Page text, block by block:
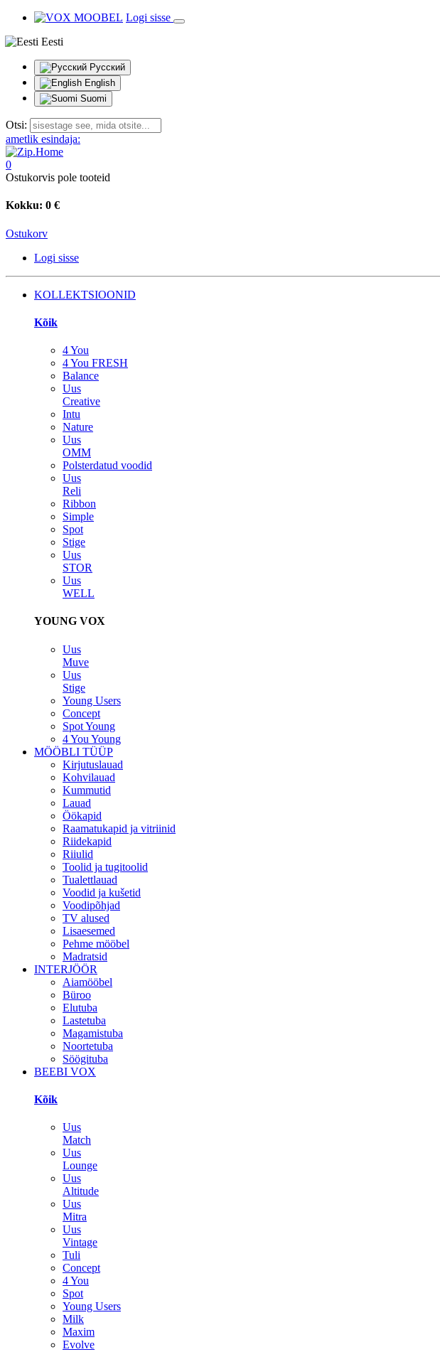
Logi sisse
Eesti
Русский
English
Suomi
Otsi:
ametlik esindaja:
0
Ostukorvis pole tooteid
Kokku: 0 €
Ostukorv
Logi sisse
KOLLEKTSIOONID
Kõik
4 You
4 You FRESH
Balance
Uus
Creative
Intu
Nature
Uus
OMM
Polsterdatud voodid
Uus
Reli
Ribbon
Simple
Spot
Stige
Uus
STOR
Uus
WELL
YOUNG VOX
Uus
Muve
Uus
Stige
Young Users
Concept
Spot Young
4 You Young
MÖÖBLI TÜÜP
Kirjutuslauad
Kohvilauad
Kummutid
Lauad
Öökapid
Raamatukapid ja vitriinid
Riidekapid
Riiulid
Toolid ja tugitoolid
Tualettlauad
Voodid ja kušetid
Voodipõhjad
TV alused
Lisaesemed
Pehme mööbel
Madratsid
INTERJÖÖR
Aiamööbel
Büroo
Elutuba
Lastetuba
Magamistuba
Noortetuba
Söögituba
BEEBI VOX
Kõik
Uus
Match
Uus
Lounge
Uus
Altitude
Uus
Mitra
Uus
Vintage
Tuli
Concept
4 You
Spot
Young Users
Milk
Maxim
Evolve